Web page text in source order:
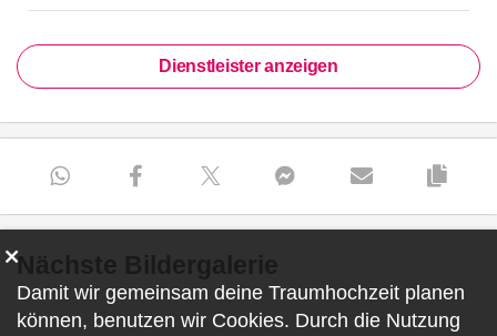
Dienstleister anzeigen
Nächste Bildergalerie
Damit wir gemeinsam deine Traumhochzeit planen
können, benutzen wir Cookies. Durch die Nutzung